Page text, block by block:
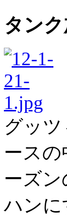
タン
グッ
ース
ーズ
ハン